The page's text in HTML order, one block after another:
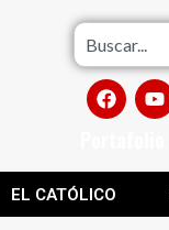
EL CATÓLICO